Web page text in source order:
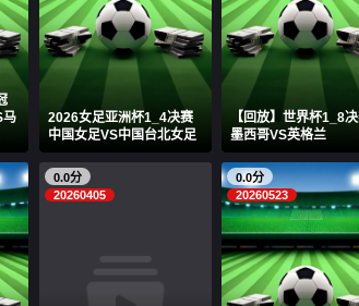
马
2026女足亚洲杯1_4决赛
中国女足VS中国台北女足
【回放】世界杯1_8
墨西哥VS英格兰
0.0分
20260405
0.0分
20260523